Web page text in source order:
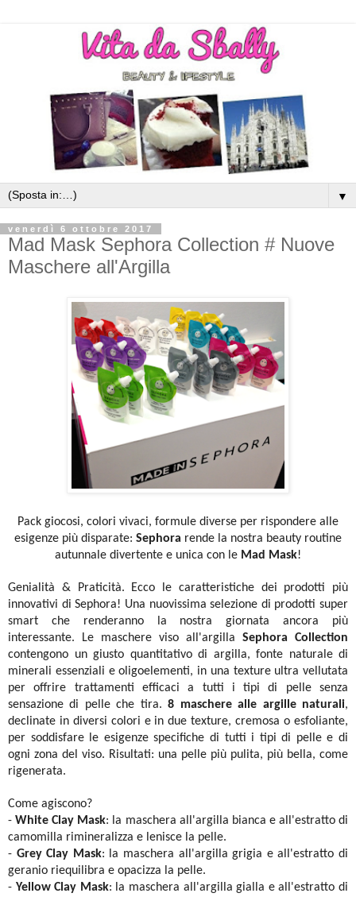
▼
venerdì 6 ottobre 2017
Mad Mask Sephora Collection # Nuove
Maschere all'Argilla
Pack giocosi, colori vivaci, formule diverse per rispondere alle
esigenze più disparate: Sephora rende la nostra beauty routine
autunnale divertente e unica con le Mad Mask!
Genialità & Praticità. Ecco le caratteristiche dei prodotti più
innovativi di Sephora! Una nuovissimaselezione di prodotti super
smart che renderanno la nostra giornata ancora più
interessante.
Le maschere viso all'argilla Sephora Collection
contengono un giusto quantitativo di argilla, fonte naturale di
minerali essenziali e oligoelementi, in una texture ultra vellutata
per offrire trattamenti efficaci a tutti i tipi di pelle senza
sensazione di pelle che tira.8 maschere alle argille naturali,
declinate in diversi colori e in due texture, cremosa o esfoliante,
per soddisfare le esigenze specifiche di tutti i tipi di pelle e di
ogni zona del viso. Risultati: una pelle più pulita, più bella, come
rigenerata.
Come agiscono?
-White Clay Mask: la maschera all'argilla bianca e all'estratto di
camomilla rimineralizza e lenisce la pelle.
- Grey Clay Mask: la maschera all'argilla grigia e all'estratto di
geranio riequilibra e opacizza la pelle.
- Yellow Clay Mask: la maschera all'argilla gialla e all'estratto di